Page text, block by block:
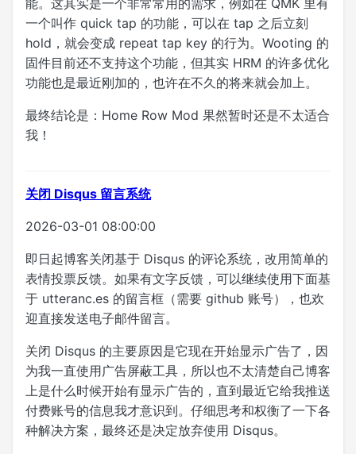
能。这其实是一个非常常用的需求，例如在 QMK 里有
一个叫作 quick tap 的功能，可以在 tap 之后立刻
hold，就会变成 repeat tap key 的行为。Wooting 的
固件目前还不支持这个功能，但其实 HRM 的许多优化
功能也是最近刚加的，也许在不久的将来就会加上。
最终结论是：Home Row Mod 果然暂时还是不太适合
我！
关闭 Disqus 留言系统
2026-03-01 08:00:00
即日起博客关闭基于 Disqus 的评论系统，改用简单的
表情投票反馈。如果有文字反馈，可以继续使用下面基
于 utteranc.es 的留言框（需要 github 账号），也欢
迎直接发送电子邮件留言。
关闭 Disqus 的主要原因是它现在开始显示广告了，因
为我一直使用广告屏蔽工具，所以也不太清楚自己博客
上是什么时候开始有显示广告的，直到最近它给我推送
付费账号的信息我才意识到。仔细思考和权衡了一下各
种解决方案，最终还是决定放弃使用 Disqus。